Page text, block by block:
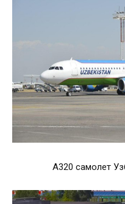
А320 самолет